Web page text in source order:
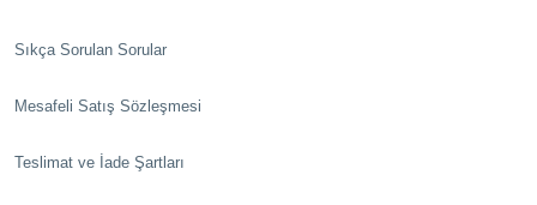
Sıkça Sorulan Sorular
Mesafeli Satış Sözleşmesi
Teslimat ve İade Şartları